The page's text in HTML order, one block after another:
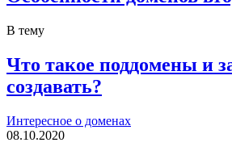
В тему
Что такое поддомены и
создавать?
Интересное о доменах
08.10.2020